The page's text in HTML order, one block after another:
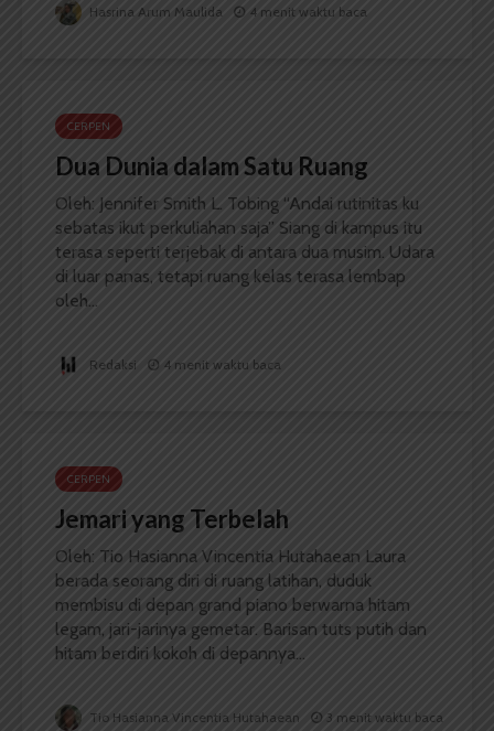
Hasrina Arum Maulida 4 menit waktu baca
CERPEN
Dua Dunia dalam Satu Ruang
Oleh: Jennifer Smith L. Tobing “Andai rutinitas ku
sebatas ikut perkuliahan saja” Siang di kampus itu
terasa seperti terjebak di antara dua musim. Udara
di luar panas, tetapi ruang kelas terasa lembap
oleh...
Redaksi 4 menit waktu baca
CERPEN
Jemari yang Terbelah
Oleh: Tio Hasianna Vincentia Hutahaean Laura
berada seorang diri di ruang latihan, duduk
membisu di depan grand piano berwarna hitam
legam, jari-jarinya gemetar. Barisan tuts putih dan
hitam berdiri kokoh di depannya...
Tio Hasianna Vincentia Hutahaean 3 menit waktu baca